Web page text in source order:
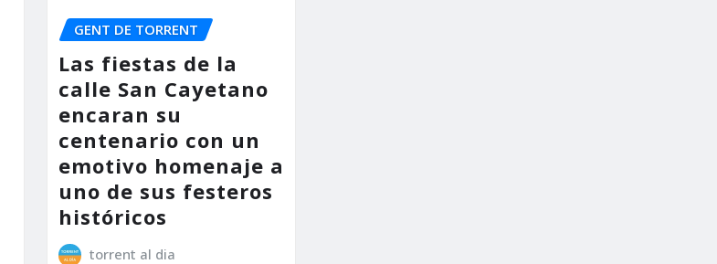
GENT DE TORRENT
Las fiestas de la
calle San Cayetano
encaran su
centenario con un
emotivo homenaje a
uno de sus festeros
históricos
torrent al dia